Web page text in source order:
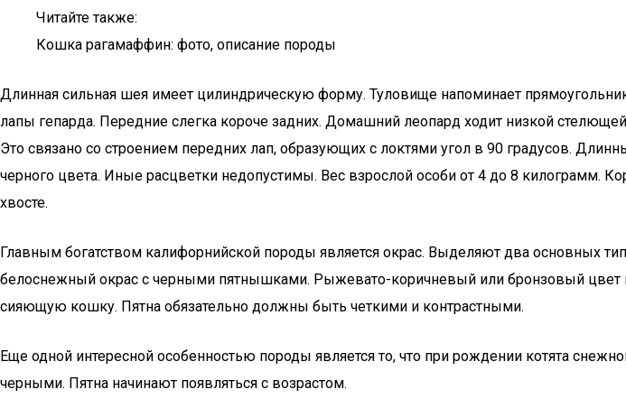
Читайте также:
Кошка рагамаффин: фото, описание породы
Длинная сильная шея имеет цилиндрическую форму. Туловище напоминает
лапы гепарда. Передние слегка короче задних. Домашний леопард ходит низкой
Это связано со строением передних лап, образующих с локтями угол в 90 градусов.
черного цвета. Иные расцветки недопустимы. Вес взрослой особи от 4 до 8 килограмм.
хвосте.
Главным богатством калифорнийской породы является окрас. Выделяют два основных
белоснежный окрас с черными пятнышками. Рыжевато-коричневый или бронзовый
сияющую кошку. Пятна обязательно должны быть четкими и контрастными.
Еще одной интересной особенностью породы является то, что при рождении котята
черными. Пятна начинают появляться с возрастом.